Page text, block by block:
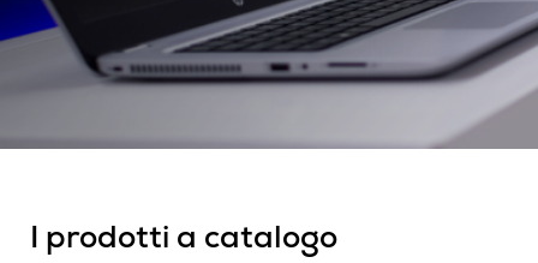
I prodotti a catalogo